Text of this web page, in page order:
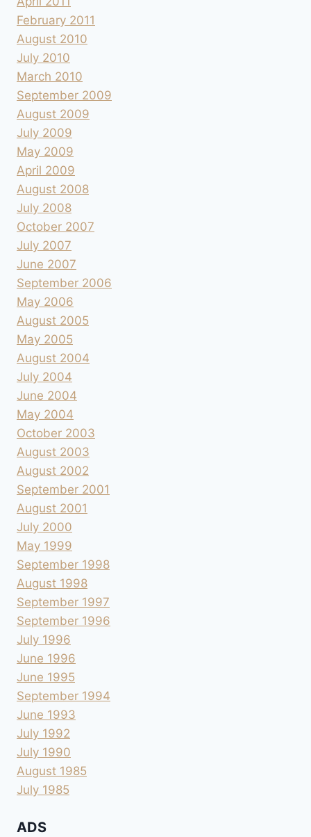
February 2011
August 2010
July 2010
March 2010
September 2009
August 2009
July 2009
May 2009
April 2009
August 2008
July 2008
October 2007
July 2007
June 2007
September 2006
May 2006
August 2005
May 2005
August 2004
July 2004
June 2004
May 2004
October 2003
August 2003
August 2002
September 2001
August 2001
July 2000
May 1999
September 1998
August 1998
September 1997
September 1996
July 1996
June 1996
June 1995
September 1994
June 1993
July 1992
July 1990
August 1985
July 1985
ADS